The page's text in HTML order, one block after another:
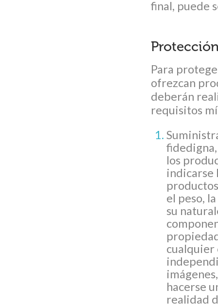
final, puede
Para
ofrezcan
deberán
requisitos
los
indicarse
el peso,
su
hacerse
realidad